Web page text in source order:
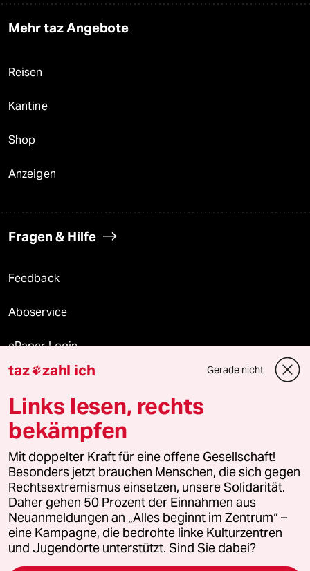
Mehr taz Angebote
Reisen
Kantine
Shop
Anzeigen
Fragen & Hilfe
Feedback
Aboservice
ePaper Login
Downloads für Abonnierende
© 2026 taz Verlags und Vertriebs GmbH
Alle Rechte vorbehalten. Bei rechtlichen Fragen oder für Genehmigungen
wenden Sie sich bitte an
lizenzen@taz.de
Feedback Redaktionsstatut Kommune-Richtlinien
Leitlinie Informant Datenschutz Impressum AGB
taz zahl ich Gerade nicht
Links lesen, rechts
bekämpfen
Mit doppelter Kraft für eine offene Gesellschaft!
Besonders jetzt brauchen Menschen, die sich gegen
Rechtsextremismus einsetzen, unsere Solidarität.
Daher gehen 50 Prozent der Einnahmen aus
Neuanmeldungen an „Alles beginnt im Zentrum“ –
eine Kampagne, die bedrohte linke Kulturzentren
und Jugendorte unterstützt. Sind Sie dabei?